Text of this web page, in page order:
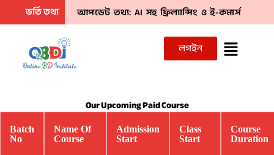
ভর্তি তথ্য
আপডেট তথ্য: AI সহ ফ্রিল্যান্সিং ও ই-কমার্স
বিজনেস গ্রোথ (লাইভ কমপ্লিট কোর্স) ”
ভর্তি চলছে। সিট শেষের দিক ‘দ্রুত Inbox”
লগইন Menu
Our Upcoming Paid Course
Batch
No
Name Of
Course
Admission
Start
Class
Start
Course
Duration